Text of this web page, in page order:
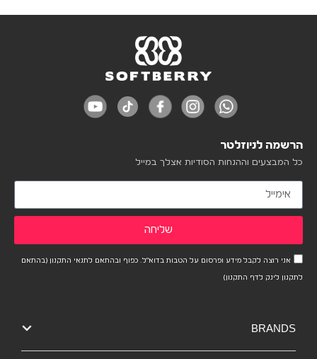
הרשמה לניוזלטר
כל המבצעים וההנחות הסודיות אצלך במייל
אני רוצה לקבל מידע ופרסום על הטבות בדוא"ל. כפוף ובהתאם לתנאי התקנון (בהתאם
לתקנון לינק לדף התקנון)
שליחה
BRANDS